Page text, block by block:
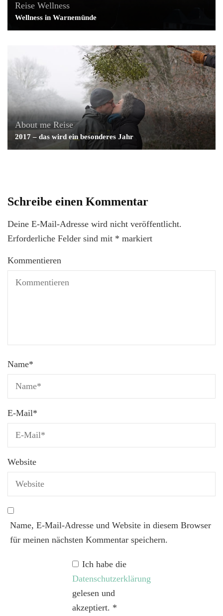
Reise Wellness
Wellness in Warnemünde
About me Reise
2017 – das wird ein besonderes Jahr
Schreibe einen Kommentar
Deine E-Mail-Adresse wird nicht veröffentlicht.
Erforderliche Felder sind mit * markiert
Kommentieren
Name*
E-Mail*
Website
Name, E-Mail-Adresse und Website in diesem Browser
für meinen nächsten Kommentar speichern.
Ich habe die
Datenschutzerklärung
gelesen und
akzeptiert. *